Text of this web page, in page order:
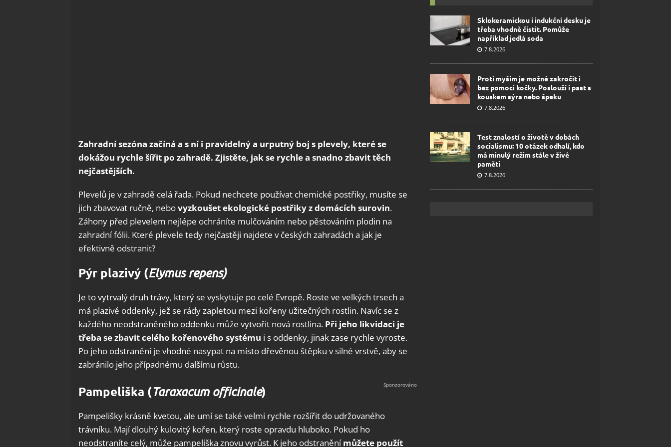
Zahradní sezóna začíná a s ní i pravidelný a urputný boj s plevely, které se
dokážou rychle šířit po zahradě. Zjistěte, jak se rychle a snadno zbavit těch
nejčastějších.
Plevelů je v zahradě celá řada. Pokud nechcete používat chemické postřiky, musíte se
jich zbavovat ručně, nebovyzkoušet ekologické postřiky z domácích surovin.
Záhony před plevelem nejlépe ochráníte mulčováním nebo pěstováním plodin na
zahradní fólii. Které plevele tedy nejčastěji najdete v českých zahradách a jak je
efektivně odstranit?
Pýr plazivý (Elymus repens)
Je to vytrvalý druh trávy, který se vyskytuje po celé Evropě. Roste ve velkých trsech a
má plazivé oddenky, jež se rády zapletou mezi kořeny užitečných rostlin. Navíc se z
každého neodstraněného oddenku může vytvořit nová rostlina. Při jeho likvidaci je
třeba se zbavit celého kořenového systému i s oddenky, jinak zase rychle vyroste.
Po jeho odstranění je vhodné nasypat na místo dřevěnou štěpku v silné vrstvě, aby se
zabránilo jeho případnému dalšímu růstu.
Pampeliška (Taraxacum officinale)
Pampelišky krásně kvetou, ale umí se také velmi rychle rozšířit do udržovaného
trávníku. Mají dlouhý kulovitý kořen, který roste opravdu hluboko. Pokud ho
neodstraníte celý, může pampeliška znovu vyrůst. K jeho odstraněnímůžete použít
Sklokeramickou i indukční desku je
třeba vhodně čistit. Pomůže
například jedlá soda
7.8.2026
Proti myším je možné zakročit i
bez pomoci kočky. Poslouží i past s
kouskem sýra nebo špeku
7.8.2026
Test znalostí o životě v dobách
socialismu: 10 otázek odhalí, kdo
má minulý režim stále v živé
paměti
7.8.2026